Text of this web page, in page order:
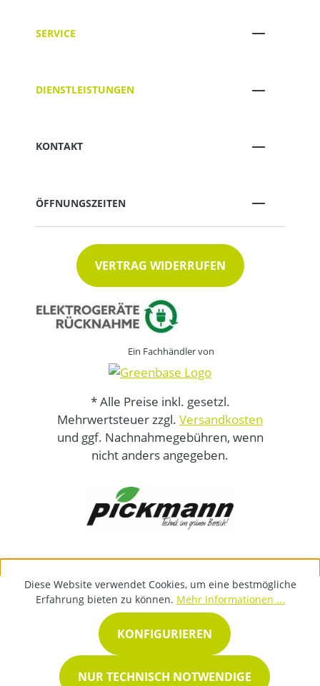
SERVICE
DIENSTLEISTUNGEN
KONTAKT
ÖFFNUNGSZEITEN
VERTRAG WIDERRUFEN
Ein Fachhändler von
* Alle Preise inkl. gesetzl.
Mehrwertsteuer zzgl. Versandkosten
und ggf. Nachnahmegebühren, wenn
nicht anders angegeben.
Diese Website verwendet Cookies, um eine bestmögliche
Erfahrung bieten zu können. Mehr Informationen ...
NUR TECHNISCH NOTWENDIGE
KONFIGURIEREN